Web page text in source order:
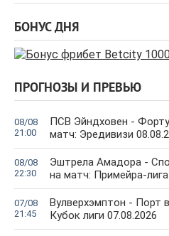
БОНУС ДНЯ
ПРОГНОЗЫ И ПРЕВЬЮ
08/08
21:00
ПСВ Эйндховен -
матч: Эредивизи
08/08
22:30
Эштрела Амадора -
на матч: Примейра-лига
07/08
21:45
Вулверхэмптон - Порт
Кубок лиги 07.08.2026